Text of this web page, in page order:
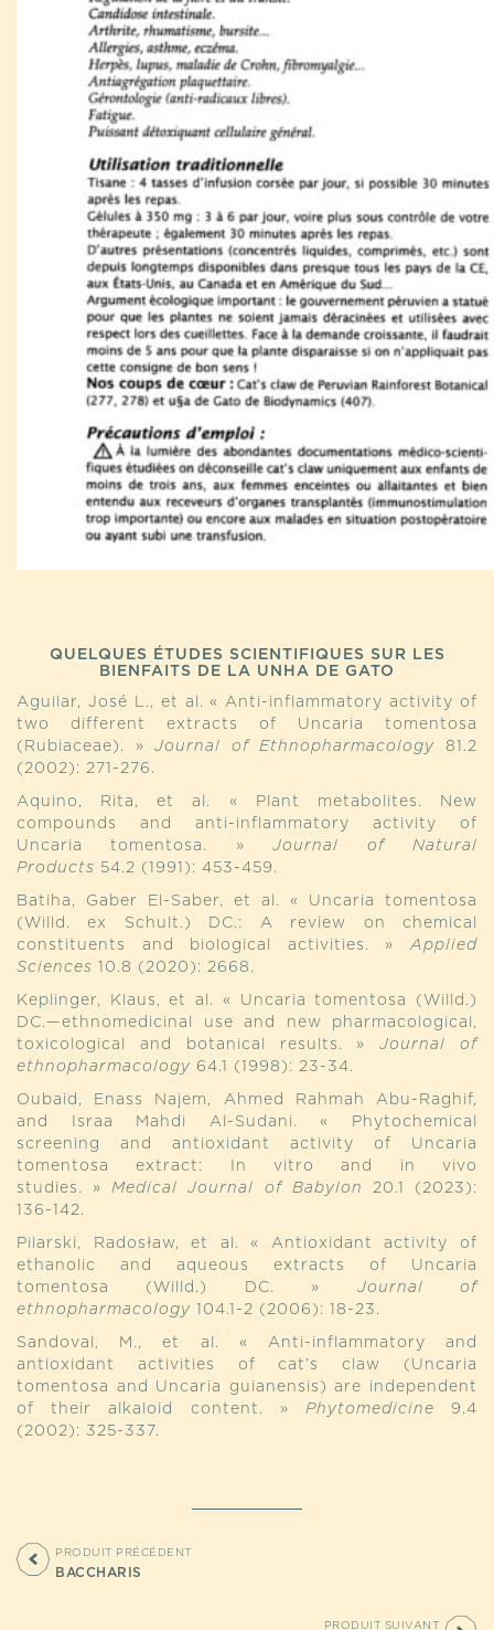
QUELQUES ÉTUDES SCIENTIFIQUES SUR LES
BIENFAITS DE LA UNHA DE GATO
Aguilar, José L., et al. « Anti-inflammatory activity of
two different extracts of Uncaria tomentosa
(Rubiaceae). »Journal of Ethnopharmacology
81.2
(2002): 271-276.
Aquino, Rita, et al. « Plant metabolites. New
compounds and anti-inflammatory activity of
Uncaria tomentosa. »Journal of Natural
Products 54.2 (1991): 453-459.
Batiha, Gaber El-Saber, et al. « Uncaria tomentosa
(Willd. ex Schult.) DC.: A review on chemical
constituents and biological activities. »Applied
Sciences 10.8 (2020): 2668.
Keplinger, Klaus, et al. « Uncaria tomentosa (Willd.)
DC.—ethnomedicinal use and new pharmacological,
toxicological and botanical results. »Journal of
ethnopharmacology 64.1 (1998): 23-34.
Oubaid, Enass Najem, Ahmed Rahmah Abu-Raghif,
and Israa Mahdi Al-Sudani. « Phytochemical
screening and antioxidant activity of Uncaria
tomentosa extract: In vitro and in vivo
studies. »Medical Journal of Babylon
20.1 (2023):
136-142.
Pilarski, Radosław, et al. « Antioxidant activity of
ethanolic and aqueous extracts of Uncaria
tomentosa (Willd.) DC. » Journal of
ethnopharmacology 104.1-2 (2006): 18-23.
Sandoval, M., et al. « Anti-inflammatory and
antioxidant activities of cat’s claw (Uncaria
tomentosa and Uncaria guianensis) are independent
of their alkaloid content. » Phytomedicine 9.4
(2002): 325-337.
PRODUIT PRÉCÉDENT
BACCHARIS
PRODUIT SUIVANT